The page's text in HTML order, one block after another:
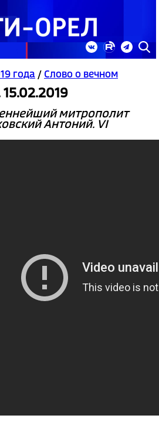
года / Слово о вечном
митрополит
Антоний. VI